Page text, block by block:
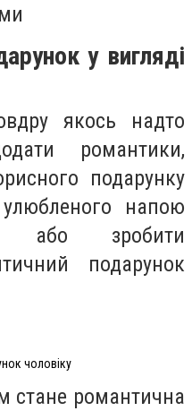
у вигляді
якось надто
романтики,
подарунку
напою
або зробити
подарунок
чоловіку
стане романтична